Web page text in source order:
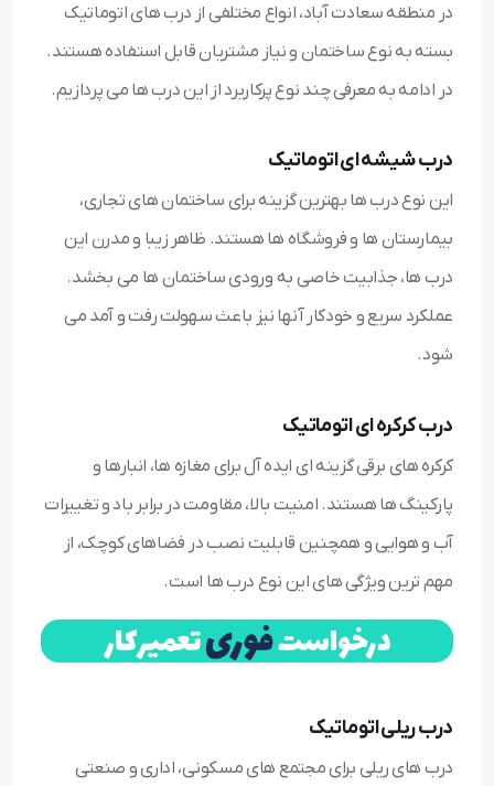
در منطقه سعادت آباد، انواع مختلفی از درب های اتوماتیک
بسته به نوع ساختمان و نیاز مشتریان قابل استفاده هستند.
در ادامه به معرفی چند نوع پرکاربرد از این درب ها می پردازیم.
درب شیشه ای اتوماتیک
این نوع درب ها بهترین گزینه برای ساختمان های تجاری،
بیمارستان ها و فروشگاه ها هستند. ظاهر زیبا و مدرن این
درب ها، جذابیت خاصی به ورودی ساختمان ها می بخشد.
عملکرد سریع و خودکار آنها نیز باعث سهولت رفت و آمد می
شود.
درب کرکره ای اتوماتیک
کرکره های برقی گزینه ای ایده آل برای مغازه ها، انبارها و
پارکینگ ها هستند. امنیت بالا، مقاومت در برابر باد و تغییرات
آب و هوایی و همچنین قابلیت نصب در فضاهای کوچک، از
مهم ترین ویژگی های این نوع درب ها است.
درب ریلی اتوماتیک
درب های ریلی برای مجتمع های مسکونی، اداری و صنعتی